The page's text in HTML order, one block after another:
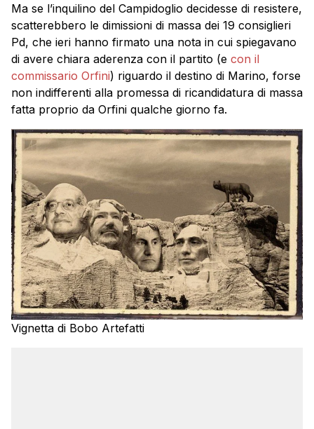
Ma se l’inquilino del Campidoglio decidesse di resistere,
scatterebbero le dimissioni di massa dei 19 consiglieri
Pd, che ieri hanno firmato una nota in cui spiegavano
di avere chiara aderenza con il partito (e con il
commissario Orfini) riguardo il destino di Marino, forse
non indifferenti alla promessa di ricandidatura di massa
fatta proprio da Orfini qualche giorno fa.
Vignetta di Bobo Artefatti